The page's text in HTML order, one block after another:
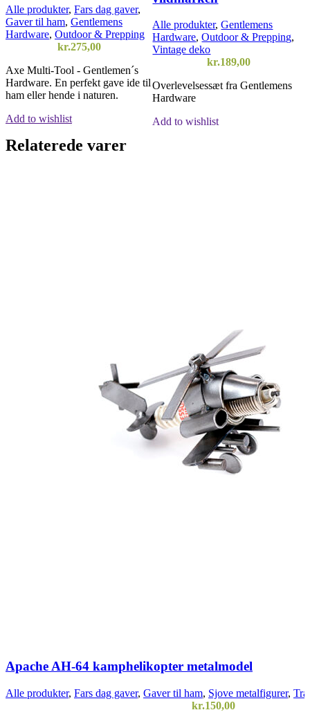
Alle produkter, Fars dag gaver,
Gaver til ham, Gentlemens
Hardware, Outdoor & Prepping
kr.275,00
Axe Multi-Tool - Gentlemen´s
Hardware. En perfekt gave ide til
ham eller hende i naturen.
Add to wishlist
Quick view
Alle produkter, Gentlemens
Hardware, Outdoor & Prepping,
Vintage deko
kr.189,00
Overlevelsessæt fra Gentlemens
Hardware
Add to wishlist
Relaterede varer
Apache AH-64 kamphelikopter metalmodel
Alle produkter, Fars dag gaver, Gaver til ham, Sjove metalfigurer,
kr.150,00